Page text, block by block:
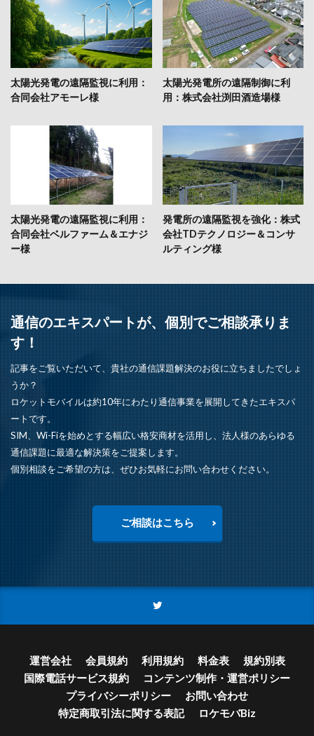
太陽光発電の遠隔監視に利用：
合同会社アモーレ様
太陽光発電所の遠隔制御に利
用：株式会社渕田酒造場様
太陽光発電の遠隔監視に利用：
合同会社ベルファーム＆エナジ
ー様
発電所の遠隔監視を強化：株式
会社TDテクノロジー＆コンサ
ルティング様
通信のエキスパートが、個別でご相談承りま
す！
記事をご覧いただいて、貴社の通信課題解決のお役に立ちましたでしょ
うか？
ロケットモバイルは約10年にわたり通信事業を展開してきたエキスパ
ートです。
SIM、Wi-Fiを始めとする幅広い格安商材を活用し、法人様のあらゆる
通信課題に最適な解決策をご提案します。
個別相談をご希望の方は、ぜひお気軽にお問い合わせください。
ご相談はこちら
運営会社 会員規約 利用規約 料金表
規約別表
国際電話サービス規約
コンテンツ制作・運営ポリシー
プライバシーポリシー
お問い合わせ
特定商取引法に関する表記
ロケモバBiz